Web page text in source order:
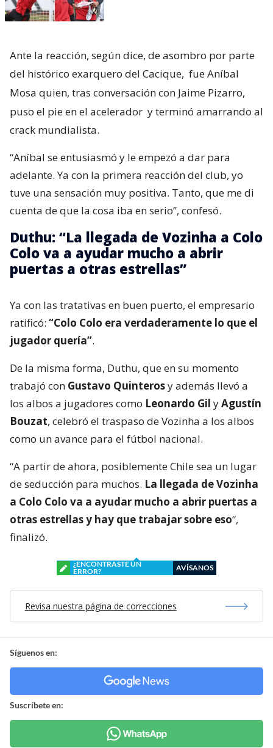
Ante la reacción, según dice, de asombro por parte
del histórico exarquero del Cacique, fue Aníbal
Mosa quien, tras conversación con Jaime Pizarro,
puso el pie en el acelerador y terminó amarrando al
crack mundialista.
“Aníbal se entusiasmó y le empezó a dar para
adelante. Ya con la primera reacción del club, yo
tuve una sensación muy positiva. Tanto, que me di
cuenta de que la cosa iba en serio”, confesó.
Duthu: “La llegada de Vozinha a Colo
Colo va a ayudar mucho a abrir
puertas a otras estrellas”
Ya con las tratativas en buen puerto, el empresario
ratificó: “Colo Colo era verdaderamente lo que el
jugador quería”.
De la misma forma, Duthu, que en su momento
trabajó con Gustavo Quinterosy además llevó a
los albos a jugadores como Leonardo Gil yAgustín
Bouzat, celebró el traspaso de Vozinha a los albos
como un avance para el fútbol nacional.
“A partir de ahora, posiblemente Chile sea un lugar
de seducción para muchos. La llegada de Vozinha
a Colo Colo va a ayudar mucho a abrir puertas a
otras estrellas y hay que trabajar sobre eso“,
finalizó.
¿ENCONTRASTE UN
ERROR?
AVÍSANOS
Revisa nuestra página de correcciones
Síguenos en:
Suscríbete en: